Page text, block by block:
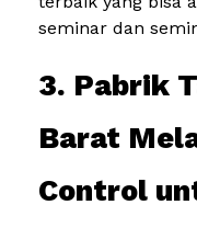
seminar dan
3. Pabrik
Barat
Control